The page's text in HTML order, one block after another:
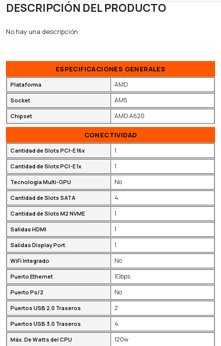
DESCRIPCIÓN DEL PRODUCTO
No hay una descripción
ESPECIFICACIONES GENERALES
Plataforma AMD
Socket AM5
Chipset AMD A620
CONECTIVIDAD
Cantidad de Slots PCI-E 16x 1
Cantidad de Slots PCI-E 1x 1
Tecnología Multi-GPU No
Cantidad de Slots SATA 4
Cantidad de Slots M2 NVME 1
Salidas HDMI 1
Salidas Display Port 1
WiFi Integrado No
Puerto Ethernet 1Gbps
Puerto Ps/2 No
Puertos USB 2.0 Traseros 2
Puertos USB 3.0 Traseros 4
Máx. De Watts del CPU 120w